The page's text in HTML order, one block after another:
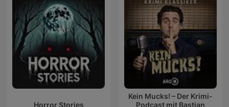
Horror Stories
Kein Mucks! – Der Krimi-
Podcast mit Bastian